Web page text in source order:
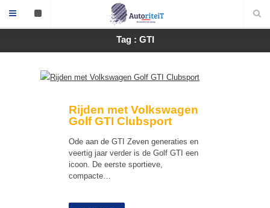
Tag : GTI
Rijden met Volkswagen
Golf GTI Clubsport
Ode aan de GTI Zeven generaties en
veertig jaar verder is de Golf GTI een
icoon. De eerste sportieve,
compacte…